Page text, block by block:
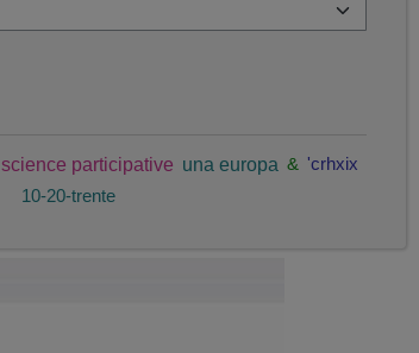
science participative una europa & 'crhxix
10-20-trente